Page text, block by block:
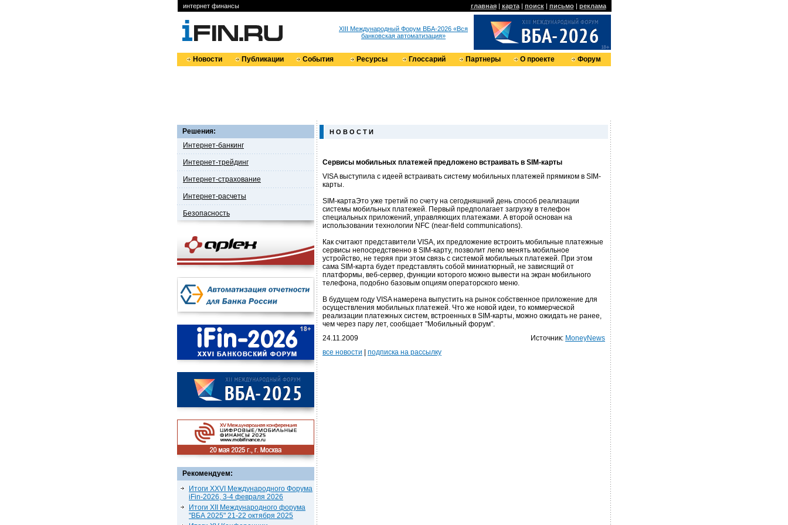
интернет финансы главная| карта| поиск| письмо| реклама
XIII Международный Форум ВБА-2026 «Вся
банковская автоматизация»
Новости Публикации События Ресурсы Глоссарий Партнеры О проекте Форум
Решения:
Интернет-банкинг
Интернет-трейдинг
Интернет-страхование
Интернет-расчеты
Безопасность
Рекомендуем:
Итоги XXVI Международного Форума
iFin-2026, 3-4 февраля 2026
Итоги XII Международного форума
"ВБА 2025" 21-22 октября 2025
Н О В О С Т И
Сервисы мобильных платежей предложено встраивать в SIM-карты
VISA выступила с идеей встраивать систему мобильных платежей прямиком в SIM-
карты.
SIM-картаЭто уже третий по счету на сегодняшний день способ реализации
системы мобильных платежей. Первый предполагает загрузку в телефон
специальных приложений, управляющих платежами. А второй основан на
использовании технологии NFC (near-field communications).
Как считают представители VISA, их предложение встроить мобильные платежные
сервисы непосредственно в SIM-карту, позволит легко менять мобильное
устройство, не теряя при этом связь с системой мобильных платежей. При этом
сама SIM-карта будет представлять собой миниатюрный, не зависящий от
платформы, веб-сервер, функции которого можно вывести на экран мобильного
телефона, подобно базовым опциям операторского меню.
В будущем году VISA намерена выпустить на рынок собственное приложение для
осуществления мобильных платежей. Что же новой идеи, то коммерческой
реализации платежных систем, встроенных в SIM-карты, можно ожидать не ранее,
чем через пару лет, сообщает "Мобильный форум".
24.11.2009
Источник: MoneyNews
все новости
подписка на рассылку